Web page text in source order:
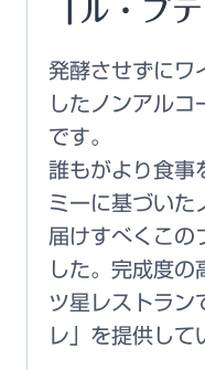
「ル・プ
発酵させずにワ
したノンアルコ
です。
誰もがより食事
ミーに基づいた
届けすべくこの
した。完成度の
ツ星レストラン
レ」を提供して